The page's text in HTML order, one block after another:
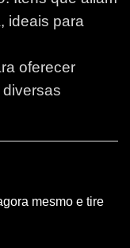
ideais para
oferecer
mesmo e tire